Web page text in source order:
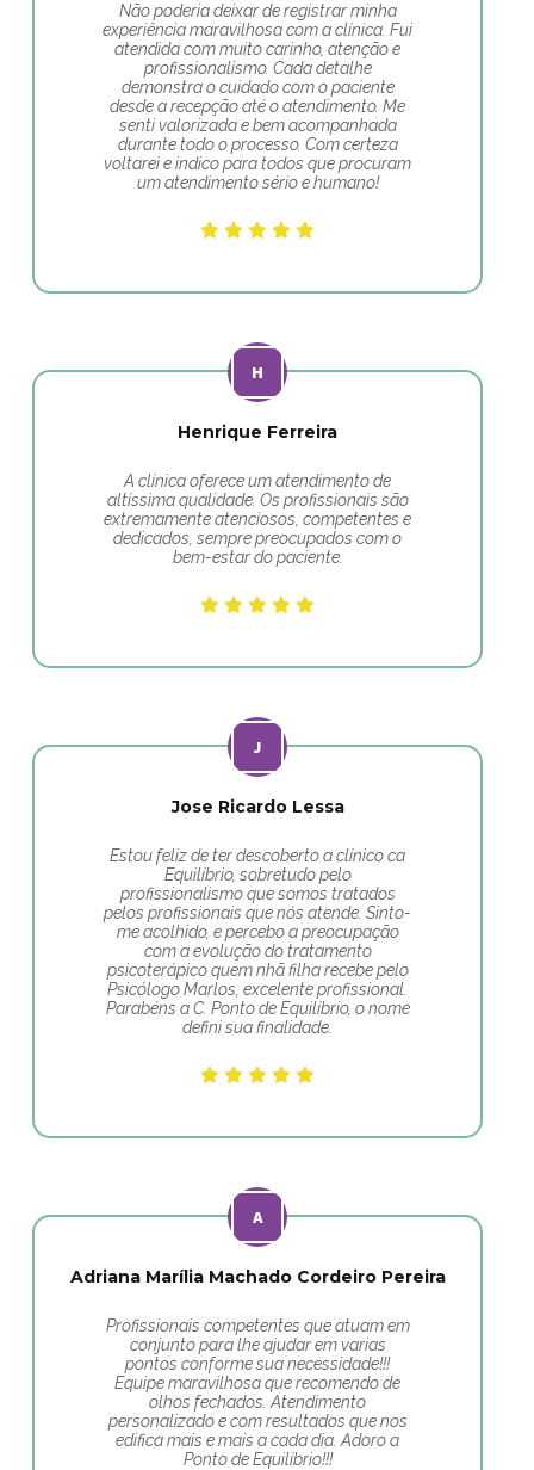
Não poderia deixar de registrar minha
experiência maravilhosa com a clínica. Fui
atendida com muito carinho, atenção e
profissionalismo. Cada detalhe
demonstra o cuidado com o paciente
desde a recepção até o atendimento. Me
senti valorizada e bem acompanhada
durante todo o processo. Com certeza
voltarei e indico para todos que procuram
um atendimento sério e humano!
Henrique Ferreira
A clínica oferece um atendimento de
altíssima qualidade. Os profissionais são
extremamente atenciosos, competentes e
dedicados, sempre preocupados com o
bem-estar do paciente.
Jose Ricardo Lessa
Estou feliz de ter descoberto a clínico ca
Equilíbrio, sobretudo pelo
profissionalismo que somos tratados
pelos profissionais que nós atende. Sinto-
me acolhido, e percebo a preocupação
com a evolução do tratamento
psicoterápico quem nhã filha recebe pelo
Psicólogo Marlos, excelente profissional.
Parabéns a C. Ponto de Equilíbrio, o nome
defini sua finalidade.
Adriana Marília Machado Cordeiro Pereira
Profissionais competentes que atuam em
conjunto para lhe ajudar em varias
pontos conforme sua necessidade!!!
Equipe maravilhosa que recomendo de
olhos fechados. Atendimento
personalizado e com resultados que nos
edifica mais e mais a cada dia. Adoro a
Ponto de Equilíbrio!!!